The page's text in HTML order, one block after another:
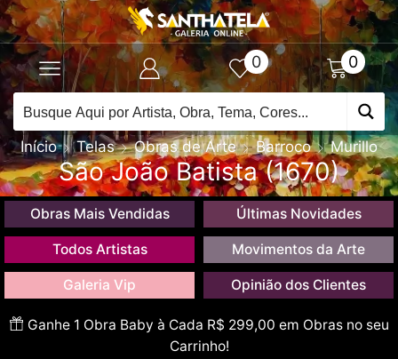
0 0
Início Telas Obras de Arte Barroco Murillo
São João Batista (1670)
Obras Mais Vendidas Últimas Novidades
Todos Artistas Movimentos da Arte
Galeria Vip Opinião dos Clientes
Ganhe 1 Obra Baby à Cada R$ 299,00 em Obras no seu
Carrinho!